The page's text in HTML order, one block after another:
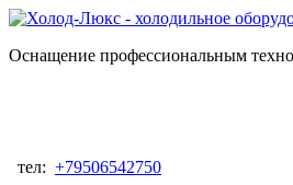
Оснащение профессиональным
тел: +79506542750